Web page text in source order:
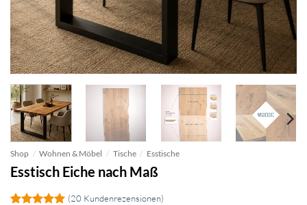
Shop / Wohnen & Möbel / Tische / Esstische
Esstisch Eiche nach Maß
(20 Kundenrezensionen)